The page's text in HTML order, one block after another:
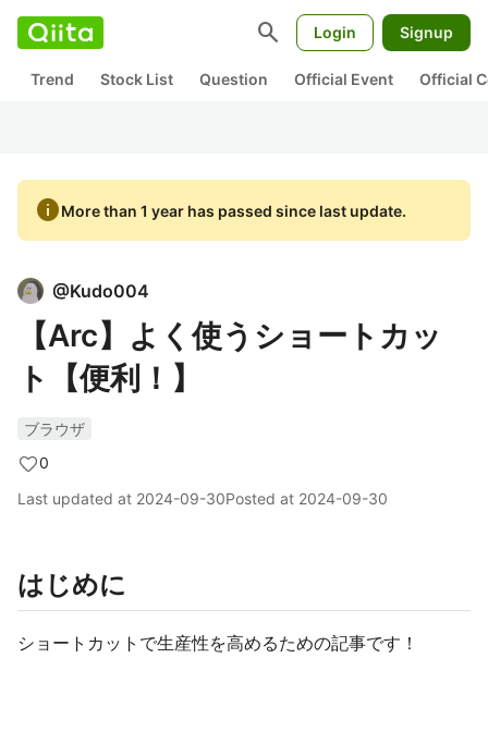
search Login Signup
Trend Stock List Question Official Event Official
infoMore than 1 year has passed since last update.
@Kudo004
【Arc】よく使うショートカッ
ト【便利！】
ブラウザ
0
Last updated at 2024-09-30Posted at 2024-09-30
はじめに
ショートカットで生産性を高めるための記事です！